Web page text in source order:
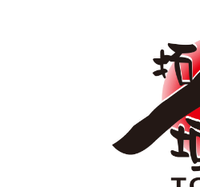
навигации
содержимому